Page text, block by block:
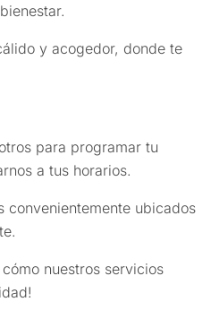
y acogedor, donde te
para programar tu
a tus horarios.
convenientemente ubicados
nuestros servicios